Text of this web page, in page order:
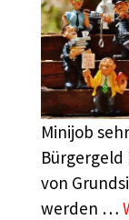
Minijob
Bürgergeld
von
werden …